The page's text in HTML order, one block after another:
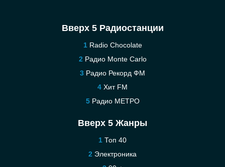
Вверх 5 Радиостанции
Radio Chocolate
Радио Monte Carlo
Радио Рекорд ФМ
Хит FM
Радио МЕТРО
Вверх 5 Жанры
Топ 40
Электроника